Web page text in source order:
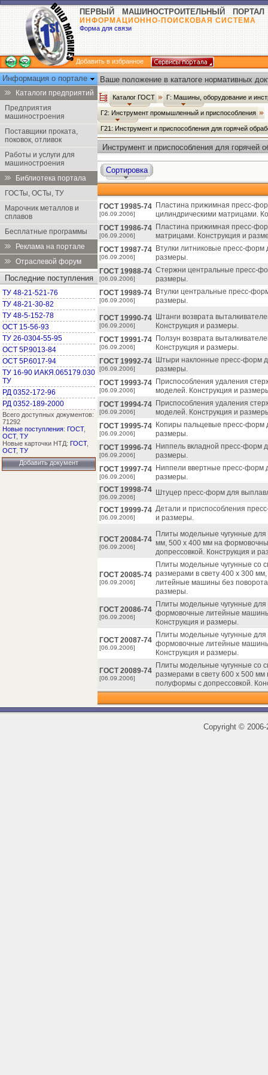
ПЕРВЫЙ МАШИНОСТРОИТЕЛЬНЫЙ ПОРТАЛ
ИНФОРМАЦИОННО-ПОИСКОВАЯ СИСТЕМА
Форма для связи
Добавить в избранное
Информация о портале
Каталоги предприятий
Предприятия
машиностроения
Поставщики проката,
поковок, отливок
Работы и услуги для
машиностроения
Библиотека портала
ГОСТы, ОСТы, ТУ
Марочник металлов и
сплавов
Бесплатные программы
Реклама на портале
Отраслевой форум
Последние поступления
ТУ 48-21-521-76
ТУ 48-21-30-82
ТУ 48-5-152-78
ОСТ 15-56-93
ТУ 26-0304-55-95
ОСТ 5Р.9013-84
ОСТ 5Р.6017-94
ТУ 16-90 ИАКЯ.065179.030
ТУ
РД 0352-172-96
РД 0352-189-2000
Всего доступных документов:
71292
Новые поступления: ГОСТ,
ОСТ, ТУ
Новые карточки НТД: ГОСТ,
ОСТ, ТУ
Добавить документ
Ваше положение в каталоге нормативных
Каталог ГОСТ Г: Машины, оборудование и
Г2: Инструмент промышленный и приспособления
Г21: Инструмент и приспособления для горячей
Инструмент и приспособления для горячей
Сортировка
ГОСТ 19985-74
[06.09.2006]
Пластина прижимная пресс-
цилиндрическими матрицами.
ГОСТ 19986-74
[06.09.2006]
Пластина прижимная пресс-
матрицами. Конструкция и
ГОСТ 19987-74
[06.09.2006]
Втулки литниковые пресс-
размеры.
ГОСТ 19988-74
[06.09.2006]
Стержни центральные пресс-
размеры.
ГОСТ 19989-74
[06.09.2006]
Втулки центральные пресс-
размеры.
ГОСТ 19990-74
[06.09.2006]
Штанги возврата
Конструкция и размеры.
ГОСТ 19991-74
[06.09.2006]
Ползун возврата
Конструкция и размеры.
ГОСТ 19992-74
[06.09.2006]
Штыри наклонные пресс-форм
размеры.
ГОСТ 19993-74
[06.09.2006]
Приспособления удаления
моделей. Конструкция и
ГОСТ 19994-74
[06.09.2006]
Приспособления удаления
моделей. Конструкция и
ГОСТ 19995-74
[06.09.2006]
Копиры пальцевые пресс-форм
размеры.
ГОСТ 19996-74
[06.09.2006]
Ниппель вкладной пресс-форм
размеры.
ГОСТ 19997-74
[06.09.2006]
Ниппели ввертные пресс-форм
размеры.
ГОСТ 19998-74
[06.09.2006]
Штуцер пресс-форм для
ГОСТ 19999-74
[06.09.2006]
Детали и приспособления
и размеры.
ГОСТ 20084-74
[06.09.2006]
Плиты модельные чугунные
мм, 500 х 400 мм на
допрессовкой. Конструкция и
ГОСТ 20085-74
[06.09.2006]
Плиты модельные чугунные со
размерами в свету 400 х 300
литейные машины без
размеры.
ГОСТ 20086-74
[06.09.2006]
Плиты модельные чугунные
формовочные литейные
Конструкция и размеры.
ГОСТ 20087-74
[06.09.2006]
Плиты модельные чугунные
формовочные литейные
Конструкция и размеры.
ГОСТ 20089-74
[06.09.2006]
Плиты модельные чугунные со
размерами в свету 600 х 500
полуформы с допрессовкой.
Copyright ©